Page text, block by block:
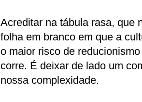
Acreditar na tábula rasa, que
folha em branco em que a
o maior risco de
corre. É deixar de lado um
nossa complexidade.